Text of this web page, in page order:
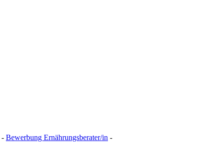
- Bewerbung Ernährungsberater/in -